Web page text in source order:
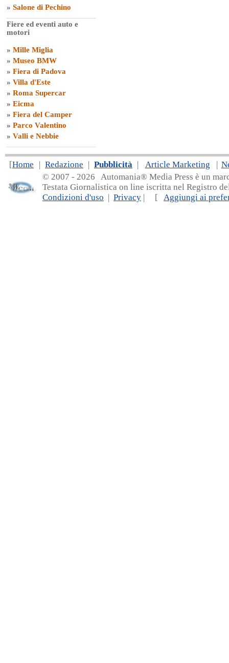
» Salone di Pechino
Fiere ed eventi auto e
motori
» Mille Miglia
» Museo BMW
» Fiera di Padova
» Villa d'Este
» Roma Supercar
» Eicma
» Fiera del Camper
» Parco Valentino
» Valli e Nebbie
[Home | Redazione | Pubblicità | Article Marketing |
© 2007 - 2026 Automania® Media Press è un
Testata Giornalistica on line iscritta nel Registro
Condizioni d'uso | Privacy | [ Aggiungi ai